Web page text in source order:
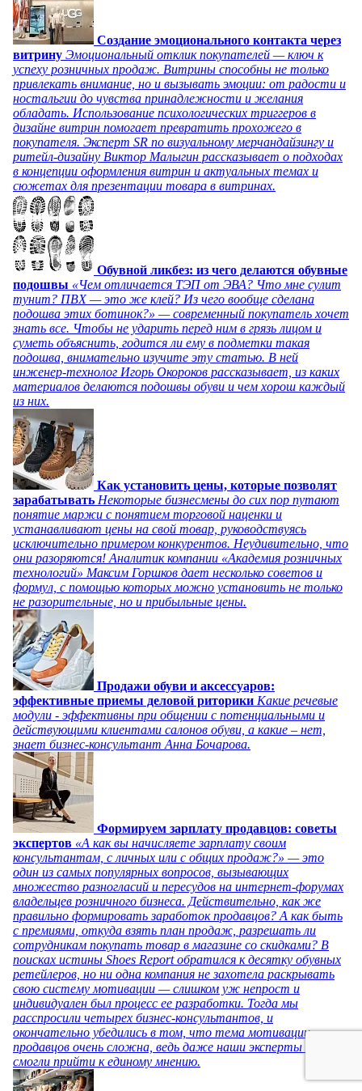
Создание эмоционального контакта через
витрину Эмоциональный отклик покупателей — ключ к
успеху розничных продаж. Витрины способны не только
привлекать внимание, но и вызывать эмоции: от радости и
ностальгии до чувства принадлежности и желания
обладать. Использование психологических триггеров в
дизайне витрин помогает превратить прохожего в
покупателя. Эксперт SR по визуальному мерчандайзингу и
ритейл-дизайну Виктор Малыгин рассказывает о подходах
в концепции оформления витрин и актуальных темах и
сюжетах для презентации товара в витринах.
Обувной ликбез: из чего делаются обувные
подошвы «Чем отличается ТЭП от ЭВА? Что мне сулит
тунит? ПВХ — это же клей? Из чего вообще сделана
подошва этих ботинок?» — современный покупатель хочет
знать все. Чтобы не ударить перед ним в грязь лицом и
суметь объяснить, годится ли ему в подметки такая
подошва, внимательно изучите эту статью. В ней
инженер-технолог Игорь Окороков рассказывает, из каких
материалов делаются подошвы обуви и чем хорош каждый
из них.
Как установить цены, которые позволят
зарабатывать Некоторые бизнесмены до сих пор путают
понятие маржи с понятием торговой наценки и
устанавливают цены на свой товар, руководствуясь
исключительно примером конкурентов. Неудивительно, что
они разоряются! Аналитик компании «Академия розничных
технологий» Максим Горшков дает несколько советов и
формул, с помощью которых можно установить не только
не разорительные, но и прибыльные цены.
Продажи обуви и аксессуаров:
эффективные приемы деловой риторики Какие речевые
модули - эффективны при общении с потенциальными и
действующими клиентами салонов обуви, а какие – нет,
знает бизнес-консультант Анна Бочарова.
Формируем зарплату продавцов: советы
экспертов «А как вы начисляете зарплату своим
консультантам, с личных или с общих продаж?» — это
один из самых популярных вопросов, вызывающих
множество разногласий и пересудов на интернет-форумах
владельцев розничного бизнеса. Действительно, как же
правильно формировать заработок продавцов? А как быть
с премиями, откуда взять план продаж, разрешать ли
сотрудникам покупать товар в магазине со скидками? В
поисках истины Shoes Report обратился к десятку обувных
ретейлеров, но ни одна компания не захотела раскрывать
свою систему мотивации — слишком уж непрост и
индивидуален был процесс ее разработки. Тогда мы
расспросили четырех бизнес-консультантов, и
окончательно убедились в том, что тема мотивации
продавцов очень сложна, ведь даже наши эксперты не
смогли прийти к единому мнению.